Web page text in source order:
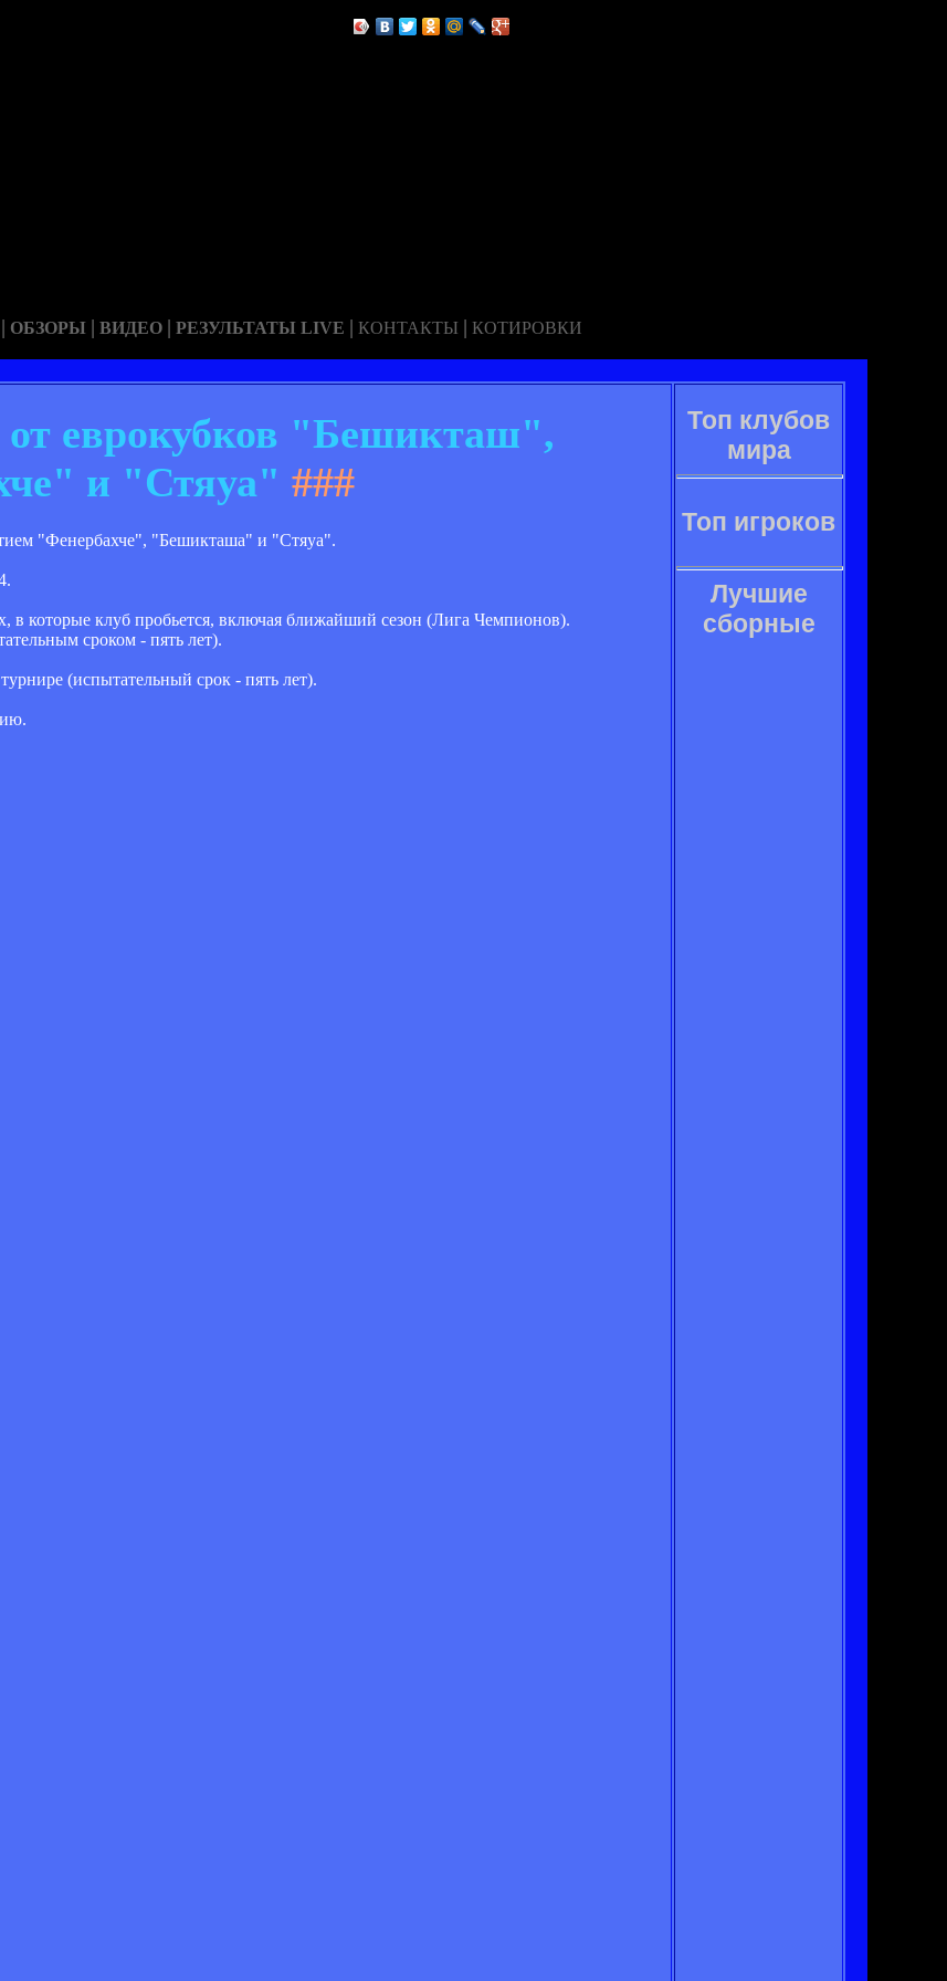
| ОБЗОРЫ | ВИДЕО | РЕЗУЛЬТАТЫ LIVE | КОНТАКТЫ | КОТИРОВКИ
еврокубков "Бешикташ",
и "Стяуа" ###
"Фенербахче", "Бешикташа" и "Стяуа".
в которые клуб пробьется, включая ближайший сезон (Лига Чемпионов).
сроком - пять лет).
(испытательный срок - пять лет).
Топ клубов
мира
Топ игроков
Лучшие
сборные